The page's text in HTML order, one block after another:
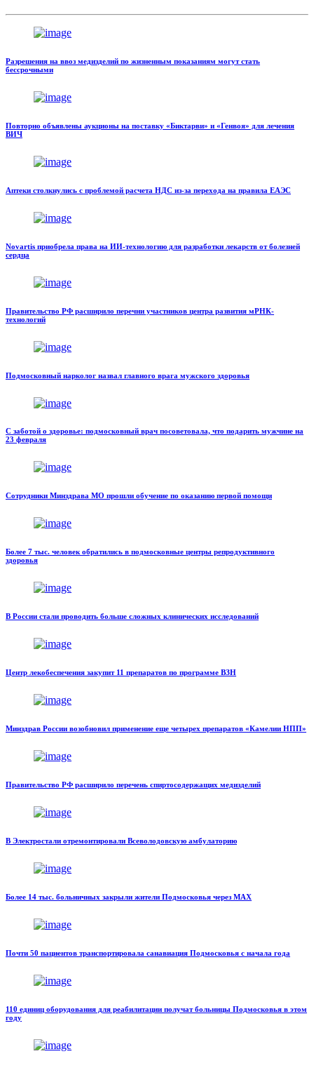
Разрешения на ввоз медизделий по жизненным показаниям могут стать
бессрочными
Повторно объявлены аукционы на поставку «Биктарви» и «Генвоя» для лечения
ВИЧ
Аптеки столкнулись с проблемой расчета НДС из-за перехода на правила ЕАЭС
Novartis приобрела права на ИИ-технологию для разработки лекарств от болезней
сердца
Правительство РФ расширило перечни участников центра развития мРНК-
технологий
Подмосковный нарколог назвал главного врага мужского здоровья
С заботой о здоровье: подмосковный врач посоветовала, что подарить мужчине на
23 февраля
Сотрудники Минздрава МО прошли обучение по оказанию первой помощи
Более 7 тыс. человек обратились в подмосковные центры репродуктивного
здоровья
В России стали проводить больше сложных клинических исследований
Центр лекобеспечения закупит 11 препаратов по программе ВЗН
Минздрав России возобновил применение еще четырех препаратов «Камелии НПП»
Правительство РФ расширило перечень спиртосодержащих медизделий
В Электростали отремонтировали Всеволодовскую амбулаторию
Более 14 тыс. больничных закрыли жители Подмосковья через MAX
Почти 50 пациентов транспортировала санавиация Подмосковья с начала года
110 единиц оборудования для реабилитации получат больницы Подмосковья в этом
году